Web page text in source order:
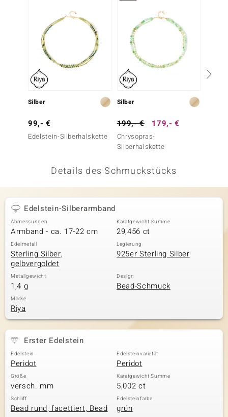
Collection
BY DE MELO
Classics
Silber
99,- €
Edelstein-Silberhalskette
Silber
199,- € 179,- €
Chrysopras-
Silberhalskette
Details des Schmuckstücks
Edelstein-Silberarmband
Abmessungen
Armband - ca. 17-22 cm
Karatgewicht Summe
29,456 ct
Edelmetall
Sterling Silber,
gelbvergoldet
Legierung
925er Sterling Silber
Metallgewicht
1,4 g
Design
Bead-Schmuck
Marke
Riya
Erster Edelstein
Edelstein
Peridot
Edelsteinvarietät
Peridot
Größe
versch. mm
Karatgewicht Summe
5,002 ct
Schliff
Bead rund, facettiert, Bead
Edelsteinfarbe
grün